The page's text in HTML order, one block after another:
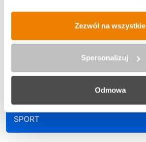
Zezwól na wszystkie
Spersonalizuj
Odmowa
EKO WIADOMOŚCI
SPORT